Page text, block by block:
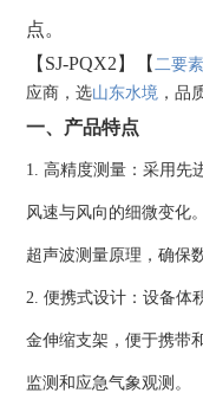
点。
【SJ-PQX2】【 二要
应商，选山东水境 ，品
一、产品特点
1. 高精度测量：采用先
风速与风向的细微变化
超声波测量原理，确保
2. 便携式设计：设备体
金伸缩支架，便于携带
监测和应急气象观测。